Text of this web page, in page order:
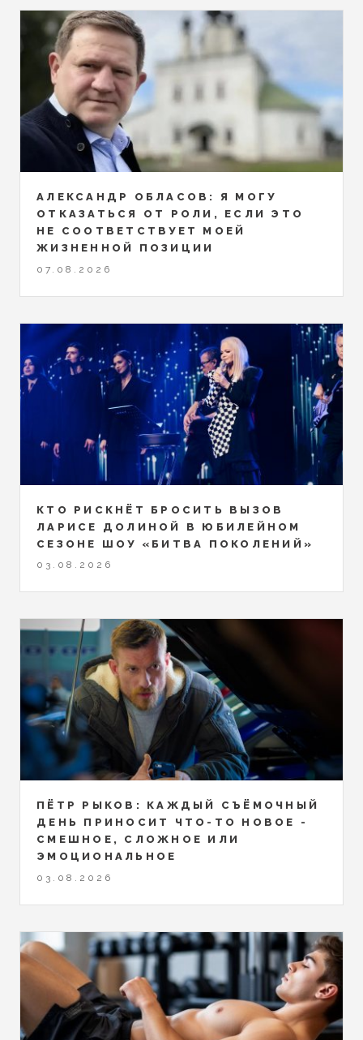
АЛЕКСАНДР ОБЛАСОВ: Я МОГУ
ОТКАЗАТЬСЯ ОТ РОЛИ, ЕСЛИ ЭТО
НЕ СООТВЕТСТВУЕТ МОЕЙ
ЖИЗНЕННОЙ ПОЗИЦИИ
07.08.2026
КТО РИСКНЁТ БРОСИТЬ ВЫЗОВ
ЛАРИСЕ ДОЛИНОЙ В ЮБИЛЕЙНОМ
СЕЗОНЕ ШОУ «БИТВА ПОКОЛЕНИЙ»
03.08.2026
ПЁТР РЫКОВ: КАЖДЫЙ СЪЁМОЧНЫЙ
ДЕНЬ ПРИНОСИТ ЧТО-ТО НОВОЕ -
СМЕШНОЕ, СЛОЖНОЕ ИЛИ
ЭМОЦИОНАЛЬНОЕ
03.08.2026